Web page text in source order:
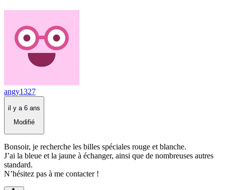
angy1327
il y a 6 ans
Modifié
Bonsoir, je recherche les billes spéciales rouge et blanche.
J’ai la bleue et la jaune à échanger, ainsi que de nombreuses autres
standard.
N’hésitez pas à me contacter !